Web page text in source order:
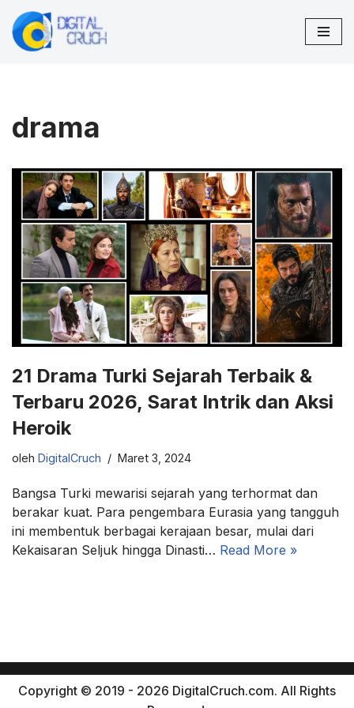
Lompat
drama
21 Drama Turki Sejarah Terbaik &
Terbaru 2026, Sarat Intrik dan Aksi
Heroik
oleh DigitalCruch Maret 3, 2024
Bangsa Turki mewarisi sejarah yang terhormat dan
berakar kuat. Para pengembara Eurasia yang tangguh
ini membentuk berbagai kerajaan besar, mulai dari
Kekaisaran Seljuk hingga Dinasti… Read More »
Copyright © 2019 - 2026 DigitalCruch.com. All Rights